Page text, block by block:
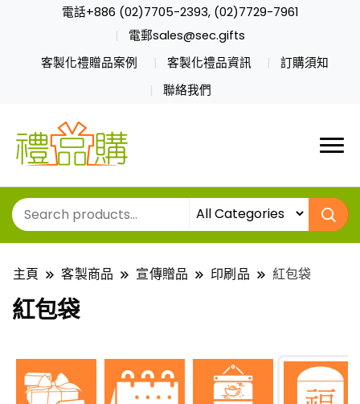
電話+886 (02)7705-2393, (02)7729-7961
電郵sales@sec.gifts
客製化禮贈品案例
客製化禮品資訊
訂購須知
聯絡我們
主頁 客製商品 宣傳贈品 印刷品 紅包袋
紅包袋